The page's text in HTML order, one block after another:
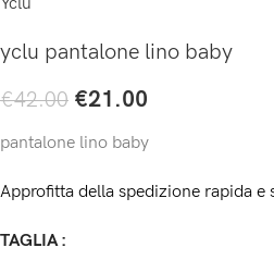
yclu pantalone lino baby
€42.00 €21.00
pantalone lino baby
Approfitta della spedizione rapida e
TAGLIA